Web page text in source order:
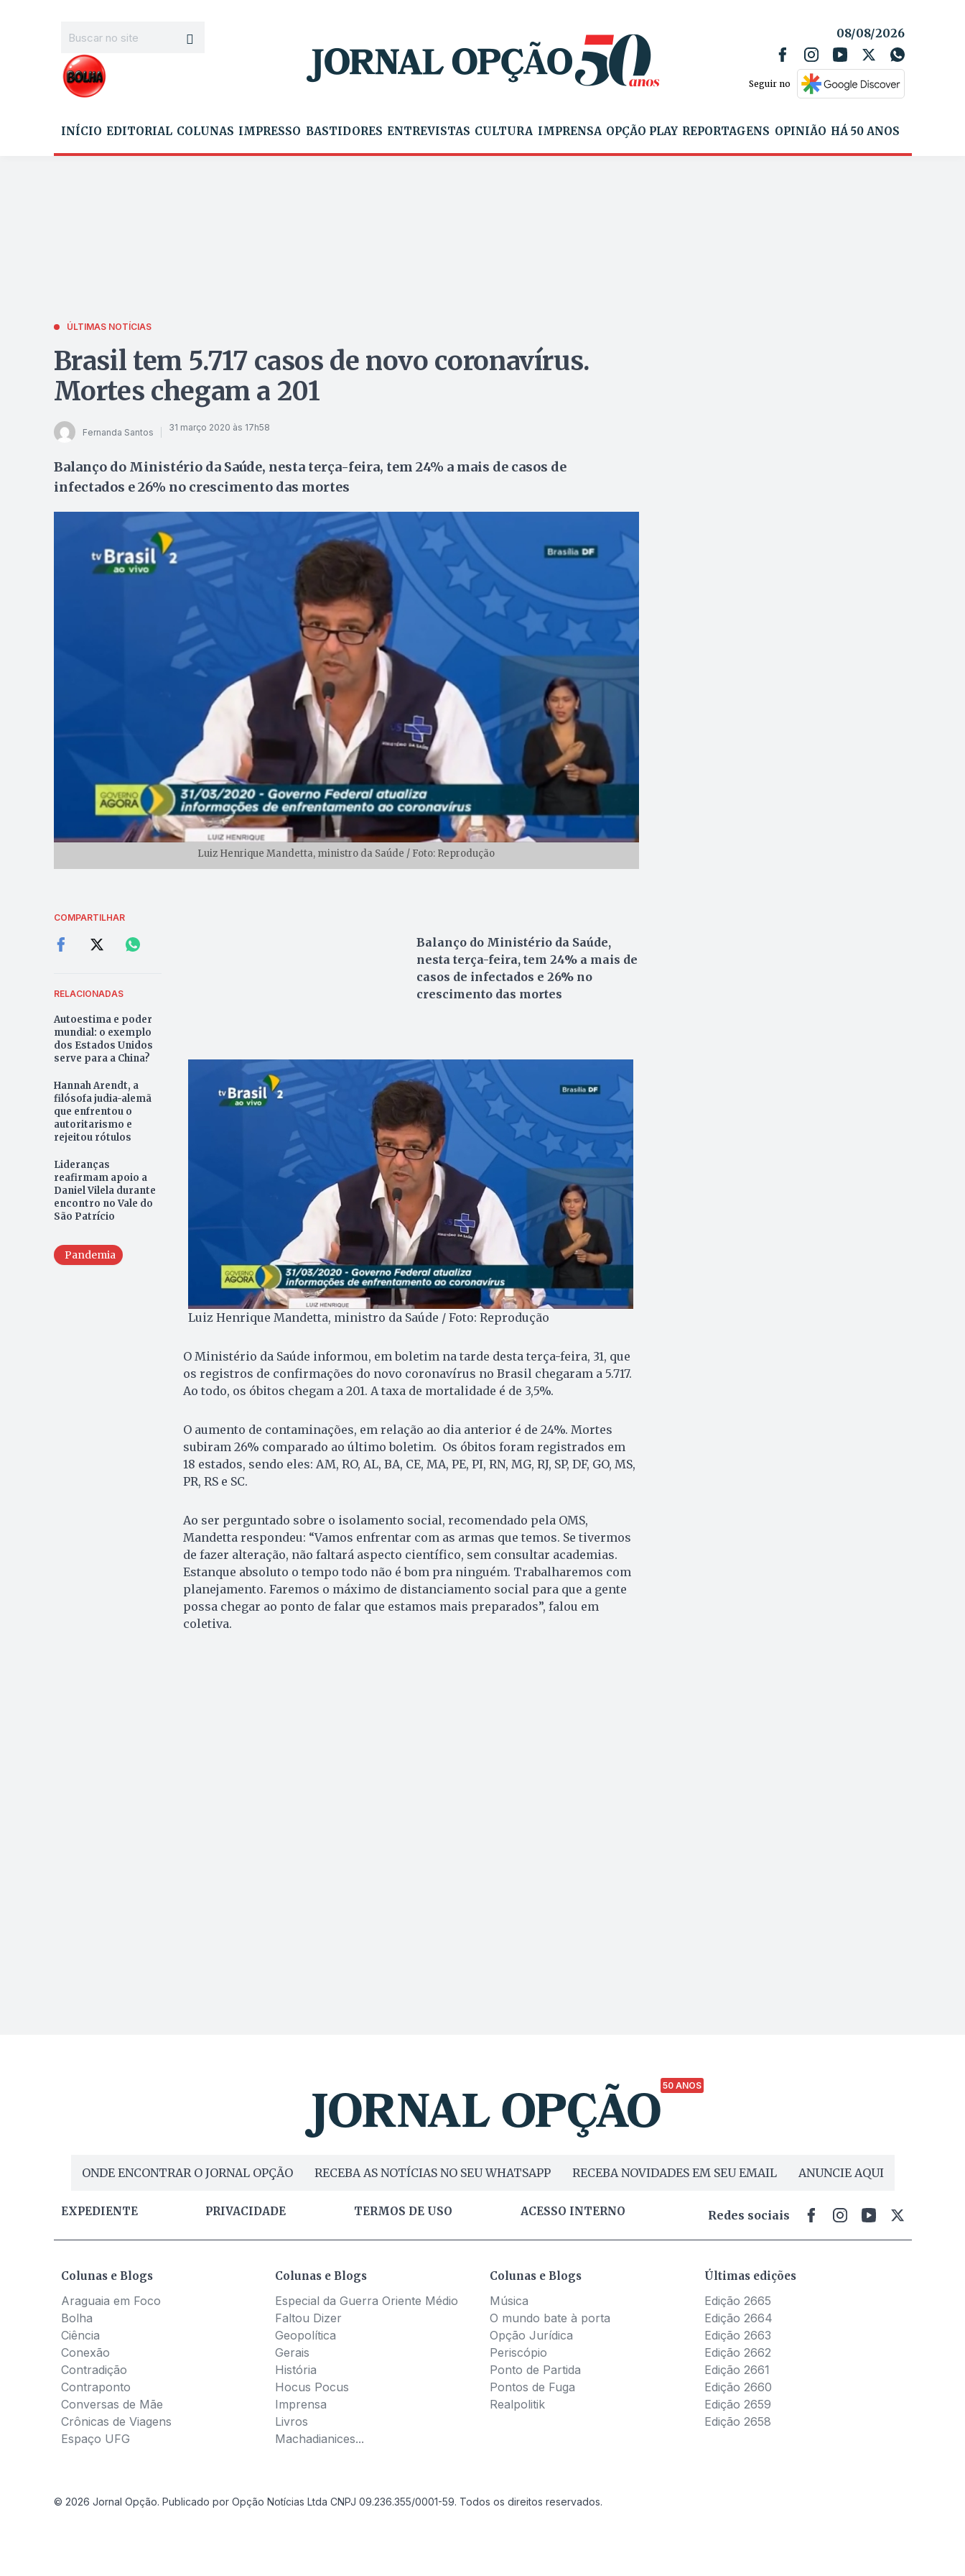
08/08/2026
Seguir no
INÍCIO EDITORIAL COLUNAS IMPRESSO BASTIDORES ENTREVISTAS CULTURA IMPRENSA OPÇÃO PLAY REPORTAGENS OPINIÃO HÁ 50 ANOS
ÚLTIMAS NOTÍCIAS
Brasil tem 5.717 casos de novo coronavírus.
Mortes chegam a 201
Fernanda Santos 31 março 2020 às 17h58
Balanço do Ministério da Saúde, nesta terça-feira, tem 24% a mais de casos de
infectados e 26% no crescimento das mortes
Luiz Henrique Mandetta, ministro da Saúde / Foto: Reprodução
COMPARTILHAR
RELACIONADAS
Autoestima e poder
mundial: o exemplo
dos Estados Unidos
serve para a China?
Hannah Arendt, a
filósofa judia-alemã
que enfrentou o
autoritarismo e
rejeitou rótulos
Lideranças
reafirmam apoio a
Daniel Vilela durante
encontro no Vale do
São Patrício
Pandemia
Balanço do Ministério da Saúde,
nesta terça-feira, tem 24% a mais de
casos de infectados e 26% no
crescimento das mortes
Luiz Henrique Mandetta, ministro da Saúde / Foto: Reprodução
O Ministério da Saúde informou, em boletim na tarde desta terça-feira, 31, que
os registros de confirmações do novo coronavírus no Brasil chegaram a 5.717.
Ao todo, os óbitos chegam a 201. A taxa de mortalidade é de 3,5%.
O aumento de contaminações, em relação ao dia anterior é de 24%. Mortes
subiram 26% comparado ao último boletim. Os óbitos foram registrados em
18 estados, sendo eles: AM, RO, AL, BA, CE, MA, PE, PI, RN, MG, RJ, SP, DF, GO, MS,
PR, RS e SC.
Ao ser perguntado sobre o isolamento social, recomendado pela OMS,
Mandetta respondeu: “Vamos enfrentar com as armas que temos. Se tivermos
de fazer alteração, não faltará aspecto científico, sem consultar academias.
Estanque absoluto o tempo todo não é bom pra ninguém. Trabalharemos com
planejamento. Faremos o máximo de distanciamento social para que a gente
possa chegar ao ponto de falar que estamos mais preparados”, falou em
coletiva.
50 ANOS
ONDE ENCONTRAR O JORNAL OPÇÃO RECEBA AS NOTÍCIAS NO SEU WHATSAPP RECEBA NOVIDADES EM SEU EMAIL ANUNCIE AQUI
EXPEDIENTE PRIVACIDADE TERMOS DE USO ACESSO INTERNO Redes sociais
Colunas e Blogs
Araguaia em Foco
Bolha
Ciência
Conexão
Contradição
Contraponto
Conversas de Mãe
Crônicas de Viagens
Espaço UFG
Colunas e Blogs
Especial da Guerra Oriente Médio
Faltou Dizer
Geopolítica
Gerais
História
Hocus Pocus
Imprensa
Livros
Machadianices...
Colunas e Blogs
Música
O mundo bate à porta
Opção Jurídica
Periscópio
Ponto de Partida
Pontos de Fuga
Realpolitik
Últimas edições
Edição 2665
Edição 2664
Edição 2663
Edição 2662
Edição 2661
Edição 2660
Edição 2659
Edição 2658
© 2026 Jornal Opção. Publicado por Opção Notícias Ltda CNPJ 09.236.355/0001-59. Todos os direitos reservados.